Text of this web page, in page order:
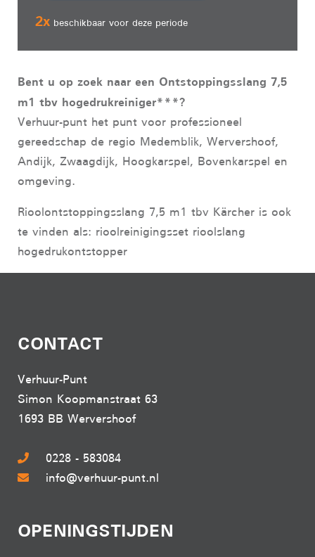
2x beschikbaar voor deze periode
Bent u op zoek naar een Ontstoppingsslang 7,5
m1 tbv hogedrukreiniger***?
Verhuur-punt het punt voor professioneel
gereedschap de regio Medemblik, Wervershoof,
Andijk, Zwaagdijk, Hoogkarspel, Bovenkarspel en
omgeving.
Rioolontstoppingsslang 7,5 m1 tbv Kärcher is ook
te vinden als: rioolreinigingsset rioolslang
hogedrukontstopper
CONTACT
Verhuur-Punt
Simon Koopmanstraat 63
1693 BB Wervershoof
0228 - 583084
info@verhuur-punt.nl
OPENINGSTIJDEN